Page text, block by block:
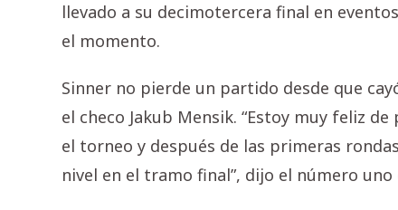
llevado a su decimotercera final en
el momento.
Sinner no pierde un partido desde que
el checo Jakub Mensik. “Estoy muy feliz
el torneo y después de las primeras
nivel en el tramo final”, dijo el número uno